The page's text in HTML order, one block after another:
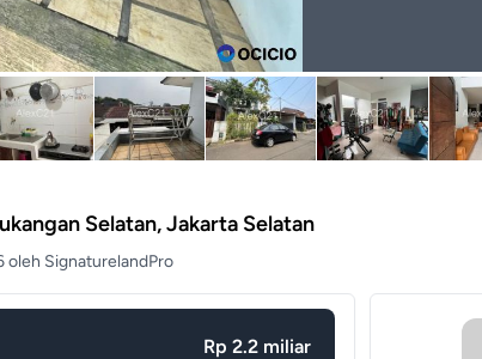
Selatan, Jakarta Selatan
oleh SignaturelandPro
Rp 2.2 miliar